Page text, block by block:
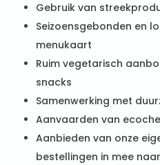
Gebruik van
Seizoensgebonden en
menukaart
Ruim vegetarisch
snacks
Samenwerking met
Aanvaarden van
Aanbieden van onze
bestellingen in mee